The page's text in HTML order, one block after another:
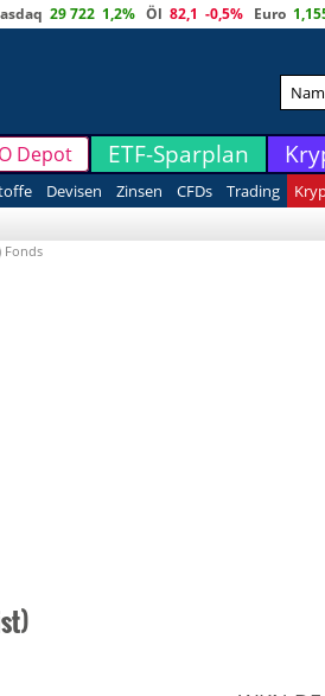
29 722 1,2% Öl 82,1 -0,5% Euro
Depot ETF-Sparplan
Devisen Zinsen CFDs Trading
Fonds